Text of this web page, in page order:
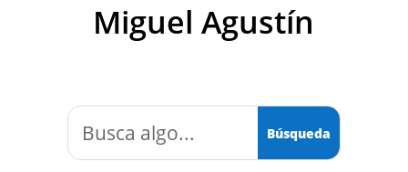
Miguel Agustín